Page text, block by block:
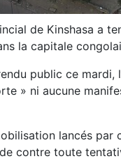
de Kinshasa a
la capitale
public ce
» ni aucune
lancés par
contre toute